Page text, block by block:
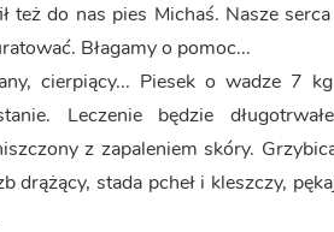
też do nas pies Michaś. Nasze
Błagamy o pomoc...
cierpiący... Piesek o wadze 7
Leczenie będzie
z zapaleniem skóry.
drążący, stada pcheł i kleszczy,